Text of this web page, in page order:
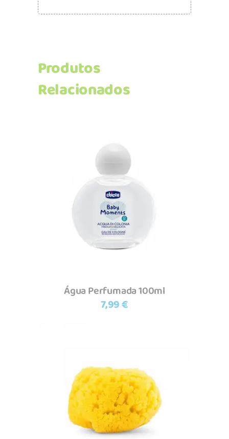
Produtos
Relacionados
Adicionar
Água Perfumada 100ml
7,99€
Adicionar